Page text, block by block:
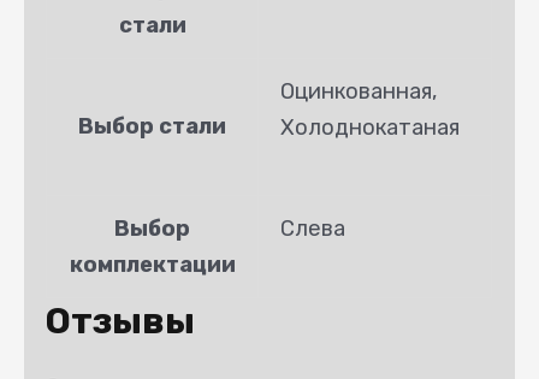
стали
Выбор стали
Оцинкованная,
Холоднокатаная
Выбор
комплектации
Слева
Отзывы